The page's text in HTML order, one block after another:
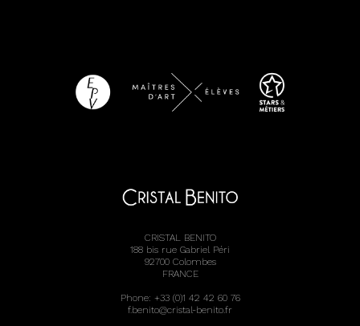
CRISTAL BENITO
188 bis rue Gabriel Péri
92700 Colombes
FRANCE
Phone: +33 (0)1 42 42 60 76
f.benito@cristal-benito.fr